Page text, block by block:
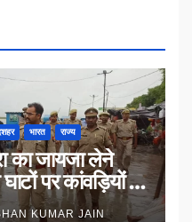
भारत राज्य
का जायजा लेने
पर कांवड़ियों से
KUMAR JAIN